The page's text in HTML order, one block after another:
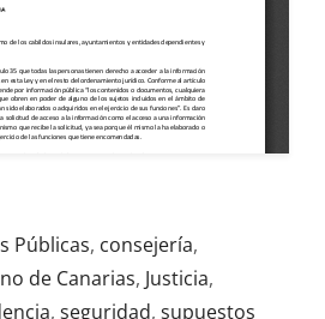
Públicas, consejería,
de Canarias, Justicia,
, seguridad, supuestos